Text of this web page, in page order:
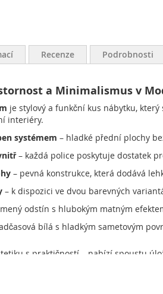
Recenze Podrobnosti
a Minimalismus v
je stylový a funkční kus nábytku,
interiéry.
systémem – hladké přední plochy
– každá police poskytuje dostatek
– pevná konstrukce, která dodává
– k dispozici ve dvou barevných
odstín s hlubokým matným
bílá s hladkým sametovým
s praktičností – nabízí spoustu